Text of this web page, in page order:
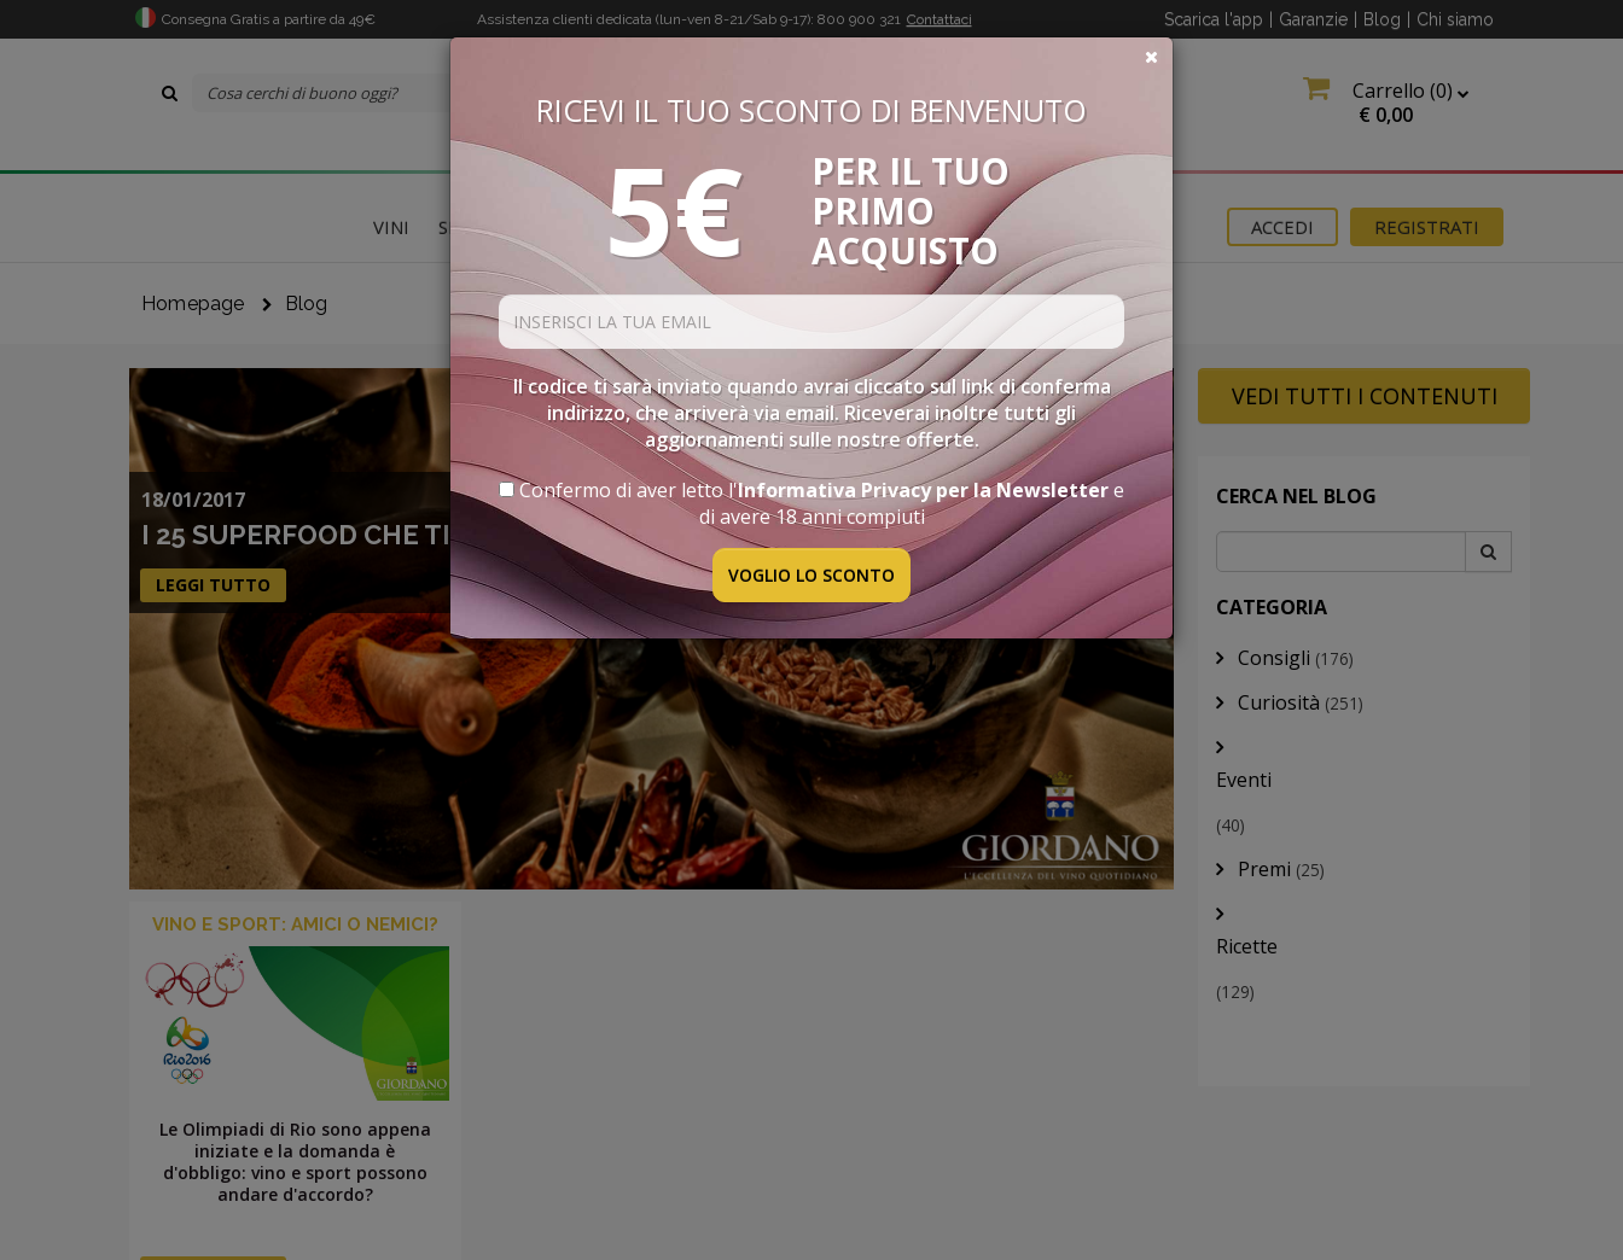
Consegna Gratis a partire da 49€ Assistenza clienti dedicata (lun-ven 8-21/Sab 9-17): 800 900 321 Contattaci Scarica l'app Garanzie Blog Chi siamo
Carrello (0)
€ 0,00
BUON VINO, BUONA VITA
VINI SPECIALITÀ CONFEZIONI SPIRITS ACCESSORI GIFT CARD REGISTRATI
ACCEDI
Homepage Blog
18/01/2017
I 25 SUPERFOOD CHE TI CAMBIERANNO LA VITA
LEGGI TUTTO
VINO E SPORT: AMICI O NEMICI?
Le Olimpiadi di Rio sono appena
iniziate e la domanda è
d'obbligo: vino e sport possono
andare d'accordo?
VEDI TUTTI I CONTENUTI
CERCA NEL BLOG
CATEGORIA
Consigli (176)
Curiosità (251)
Eventi
(40)
Premi (25)
Ricette
(129)
RICEVI IL TUO SCONTO DI BENVENUTO
5€
PER IL TUO
PRIMO
ACQUISTO
Il codice ti sarà inviato quando avrai cliccato sul link di conferma
indirizzo, che arriverà via email. Riceverai inoltre tutti gli
aggiornamenti sulle nostre offerte.
Confermo di aver letto l'Informativa Privacy per la Newslettere
di avere 18 anni compiuti
VOGLIO LO SCONTO